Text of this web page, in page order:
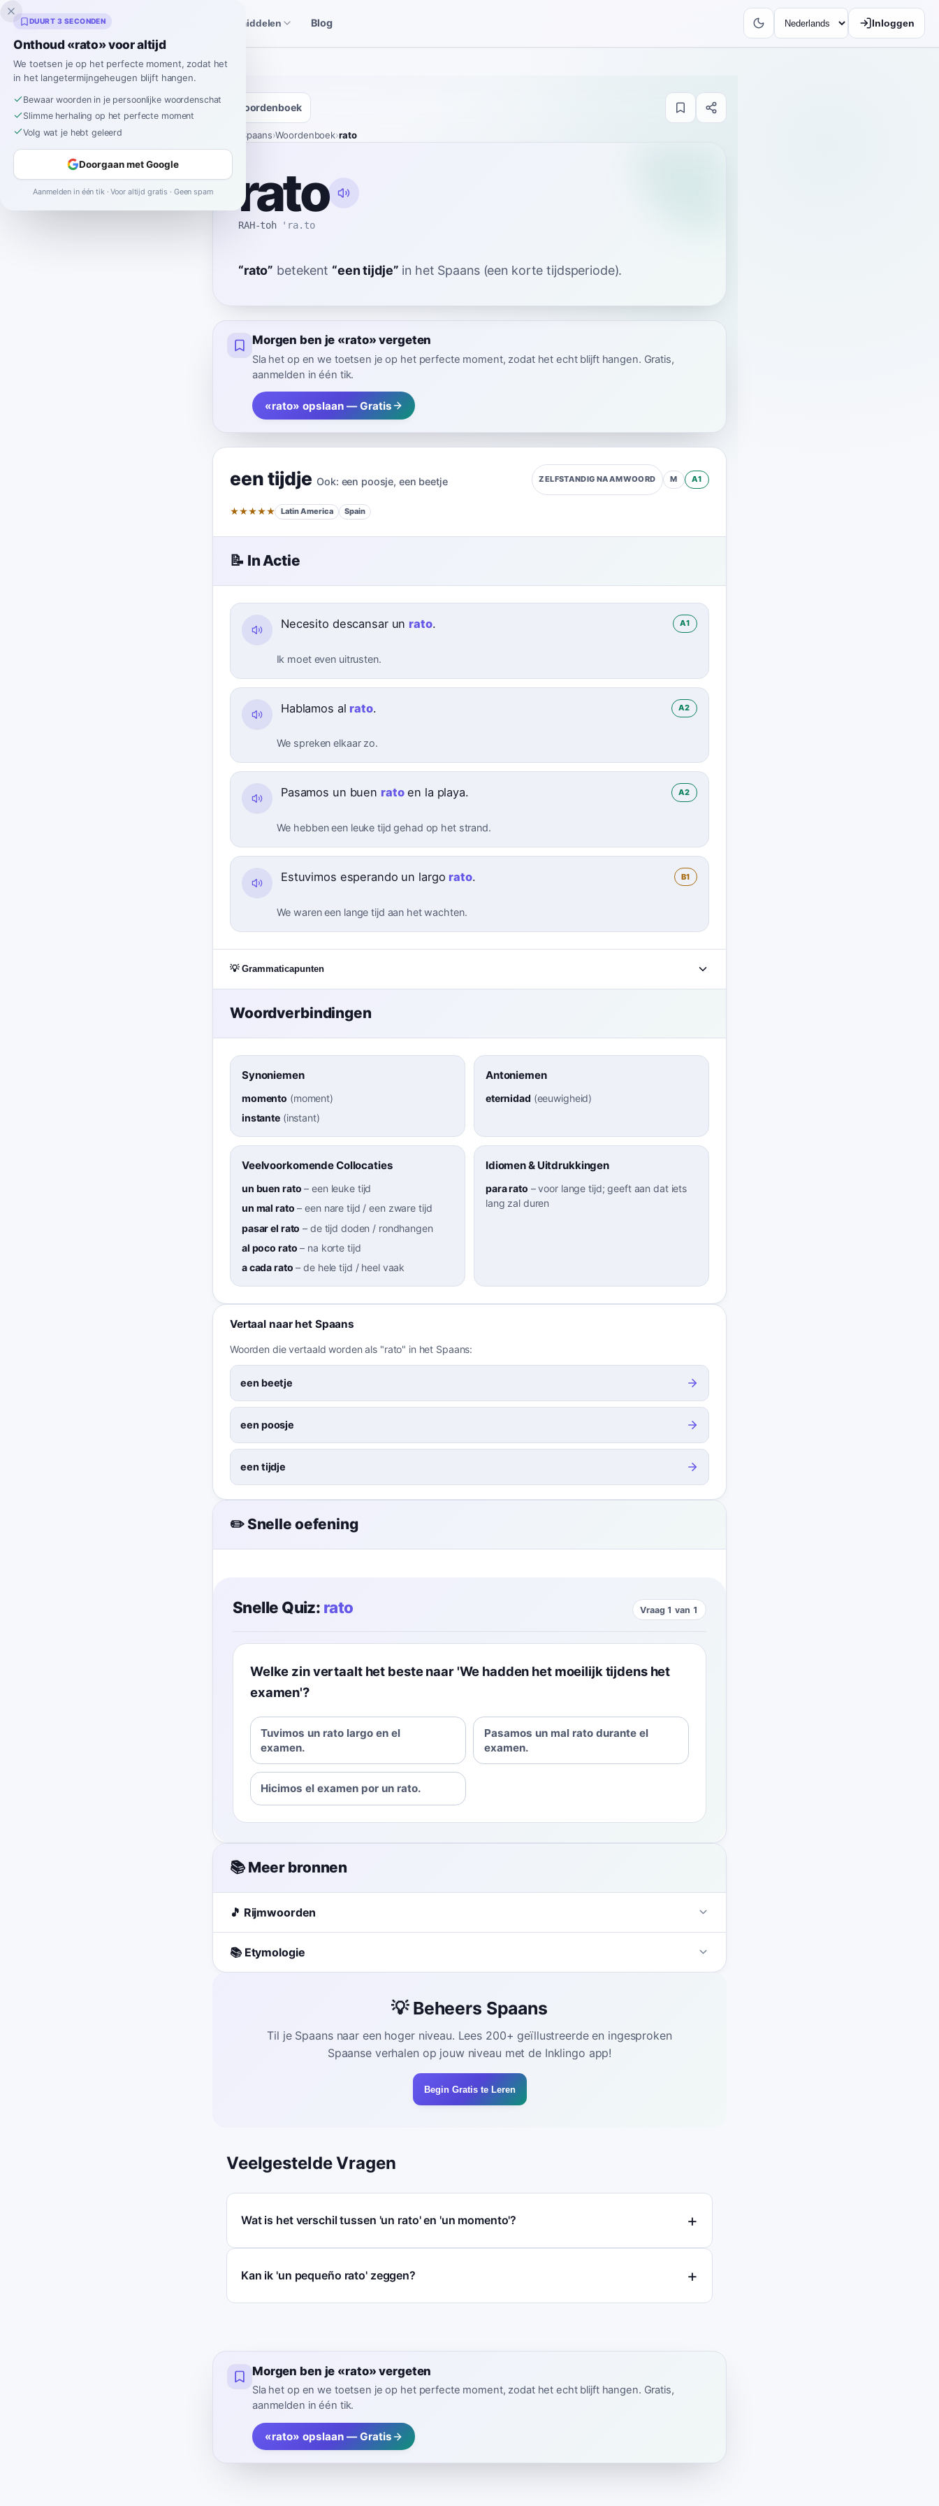
Inklingo Verhalen Spaanse hulpmiddelen Blog Inloggen
Woordenboek
Spaans›Woordenboek›rato
rato
RAH-toh 'ra.to
“rato” betekent “een tijdje” in het Spaans(een korte tijdsperiode).
Morgen ben je «rato» vergeten
Sla het op en we toetsen je op het perfecte moment, zodat het echt blijft hangen. Gratis,
aanmelden in één tik.
«rato» opslaan — Gratis
een tijdje Ook: een poosje, een beetje ZELFSTANDIG NAAMWOORD M A1
★★★★★ Latin America Spain
📝 In Actie
Necesito descansar un rato. A1
Ik moet even uitrusten.
Hablamos al rato. A2
We spreken elkaar zo.
Pasamos un buen ratoen la playa. A2
We hebben een leuke tijd gehad op het strand.
Estuvimos esperando un largo rato. B1
We waren een lange tijd aan het wachten.
💡 Grammaticapunten
Woordverbindingen
Synoniemen
momento (moment)
instante(instant)
Antoniemen
eternidad (eeuwigheid)
Veelvoorkomende Collocaties
un buen rato –een leuke tijd
un mal rato –een nare tijd / een zware tijd
pasar el rato – de tijd doden / rondhangen
al poco rato – na korte tijd
a cada rato –de hele tijd / heel vaak
Idiomen & Uitdrukkingen
para rato –voor lange tijd; geeft aan dat iets
lang zal duren
Vertaal naar het Spaans
Woorden die vertaald worden als "rato" in het Spaans:
een beetje
een poosje
een tijdje
✏️ Snelle oefening
Snelle Quiz: rato Vraag 1 van 1
Welke zin vertaalt het beste naar 'We hadden het moeilijk tijdens het
examen'?
Tuvimos un rato largo en el
examen.
Pasamos un mal rato durante el
examen.
Hicimos el examen por un rato.
📚 Meer bronnen
🎵 Rijmwoorden
📚 Etymologie
💡 Beheers Spaans
Til je Spaans naar een hoger niveau. Lees 200+ geïllustreerde en ingesproken
Spaanse verhalen op jouw niveau met de Inklingo app!
Begin Gratis te Leren
Veelgestelde Vragen
Wat is het verschil tussen 'un rato' en 'un momento'?
Kan ik 'un pequeño rato' zeggen?
Morgen ben je «rato» vergeten
Sla het op en we toetsen je op het perfecte moment, zodat het echt blijft hangen. Gratis,
aanmelden in één tik.
«rato» opslaan — Gratis
DUURT 3 SECONDEN
Onthoud «rato» voor altijd
We toetsen je op het perfecte moment, zodat het
in het langetermijngeheugen blijft hangen.
Bewaar woorden in je persoonlijke woordenschat
Slimme herhaling op het perfecte moment
Volg wat je hebt geleerd
Doorgaan met Google
Aanmelden in één tik · Voor altijd gratis · Geen spam